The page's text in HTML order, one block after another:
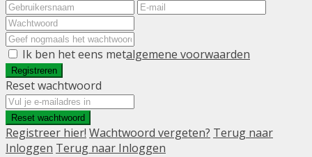
Ik ben het eens metalgemene voorwaarden
Registreren
Reset wachtwoord
Reset wachtwoord
Registreer hier! Wachtwoord vergeten? Terug naar
Inloggen Terug naar Inloggen